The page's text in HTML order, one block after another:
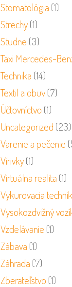
Stomatológia (1)
Strechy(1)
Studne (3)
Taxi Mercedes-
Technika (14)
Textil a obuv(7)
Účtovníctvo (1)
Uncategorized (23)
Varenie a pečenie
Vírivky(1)
Virtuálna realita (1)
Vykurovacia
Vysokozdvižný
Vzdelávanie (1)
Zábava (1)
Záhrada (7)
Zberateľstvo (1)